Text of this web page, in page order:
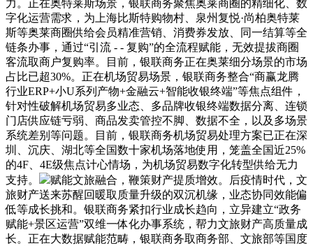
力。正在奥特莱斯场景，银联商务聚焦奥莱商圈的精细化、数
字化运营需求，为上海比斯特购物村、泉州复悦·尚柏奥特莱
斯等奥莱商圈供给会员精准营销、消费券发放、同一结算等全
链条办事，通过“引流 - - 复购”的全流程赋能，无效提拔商圈
客流取商户复购率。目前，银联商务正在奥莱细分场景的市场
占比已超30%。正在机场贸易场景，银联商务整合“商赢龙腾
行业ERP+小U系列产物+金融云+智能收银终端”等焦点组件，
针对性破解机场贸易多业态、多品牌收银终端数据分离、连锁
门店供应链亏弱、商品发卖管控不脚、数据不全，以及多场景
系统差别等问题。目前，银联商务机场贸易处理方案已正在深
圳、沉庆、湖北等全国数十家机场落地使用，笼盖全国近25%
的4F、4E级焦点计心情场，为机场贸易数字化转型供给无力
支持。
赋能文旅融合，鞭策财产提质增效。后疫情时代，文
旅财产送来苏醒回暖取质量升级的双沉机缘，业态协同效能偏
低等成长挑和。银联商务紧扣行业成长趋向，立异建立“政务
赋能+景区运营”双维一体化办事系统，帮力文旅财产高质量成
长。正在大数据赋能范畴，银联商务取商务部、文旅部等国度